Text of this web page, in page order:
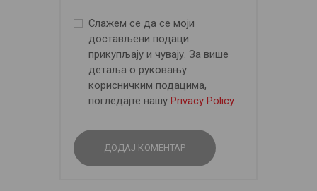
Слажем се да се моји
достављени подаци
прикупљају и чувају. За више
детаља о руковању
корисничким подацима,
погледајте нашу Privacy Policy.